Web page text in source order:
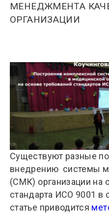
МЕНЕДЖМЕНТА
ОРГАНИЗАЦИИ
Существуют разные
внедрению системы
(СМК) организации на
стандарта ИСО 9001 в
статье приводится